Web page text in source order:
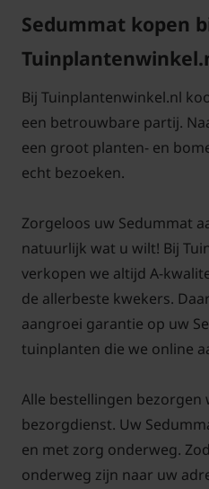
6 a. Breng rondom de
aan.
6 b. Bij een plat dak is het
strook van ongeveer ten
rondom te bekleden met
een goede blijvende
sedummatten en de
alluminium strip* plaatsen
sedummatten komen te
Sedummat kopen
Bij Tuinplantenwinkel.nl
een betrouwbare partij.
een groot planten- en
echt bezoeken.
Zorgeloos uw Sedummat
natuurlijk wat u wilt! Bij
verkopen we altijd A-
de allerbeste kwekers.
aangroei garantie op uw
tuinplanten die we online
Alle bestellingen bezorgen
bezorgdienst. Uw
en met zorg onderweg.
onderweg zijn naar uw